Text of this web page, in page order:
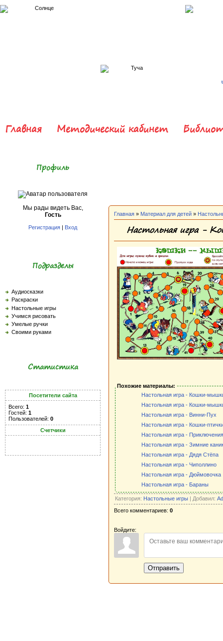
Главная Методический кабинет
Профиль
Мы рады видеть Вас,
Гость
Регистрация | Вход
Подразделы
Аудиосказки
Раскраски
Настольные игры
Учимся рисовать
Умелые ручки
Своими руками
Статистика
Посетители сайта
Всего: 1
Гостей: 1
Пользователей: 0
Счетчики
Главная » Материал для детей »
Настольная игра -
Похожие материалы:
Настольная игра - Кошки-
Настольная игра - Кошки-
Настольная игра - Винни-Пух
Настольная игра - Кошки-
Настольная игра -
Настольная игра - Зимние
Настольная игра - Дядя Стёпа
Настольная игра - Чиполлино
Настольная игра - Дюймовочка
Настольная игра - Бараны
Категория: Настольные игры | Добавил:
Всего комментариев: 0
Войдите:
Отправить